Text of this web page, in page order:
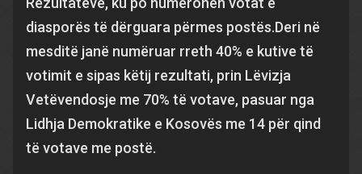
diasporës të dërguara përmes postës.Deri në
mesditë janë numëruar rreth 40% e kutive të
votimit e sipas këtij rezultati, prin Lëvizja
Vetëvendosje me 70% të votave, pasuar nga
Lidhja Demokratike e Kosovës me 14 për qind
të votave me postë.